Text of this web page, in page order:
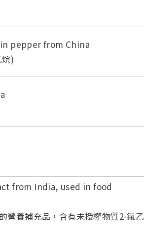
pepper from China
)
from India, used in food
營養補充品，含有未授權物質2-氯乙